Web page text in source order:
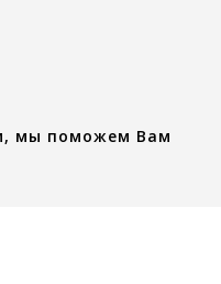
мы поможем Вам